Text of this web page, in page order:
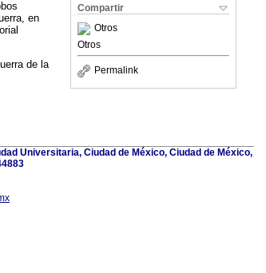
Compartir
Otros
Otros
Permalink
en
de la
Universitaria, Ciudad de México, Ciudad de México,